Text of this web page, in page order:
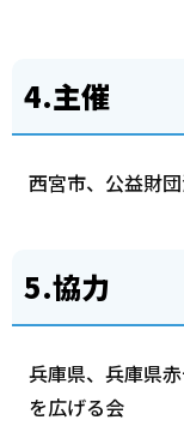
4.主催
西宮市、公益財
5.協力
兵庫県、兵庫県
を広げる会